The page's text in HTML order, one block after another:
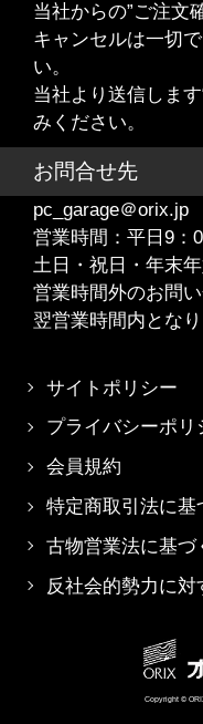
当社からの”ご注文
キャンセルは一切
い。
当社より送信しま
みください。
お問合せ先
pc_garage＠orix.jp
営業時間：平日9：
土日・祝日・年末
営業時間外のお問
翌営業時間内となり
サイトポリシー
プライバシーポリ
会員規約
特定商取引法に基
古物営業法に基づ
反社会的勢力に
Copyright ©